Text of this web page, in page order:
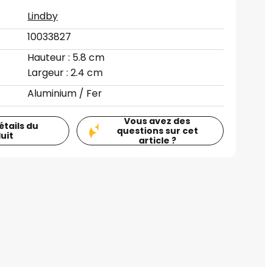
Lindby
10033827
Hauteur : 5.8 cm
Largeur : 2.4 cm
Aluminium / Fer
du
Vous avez des
questions sur cet
article ?